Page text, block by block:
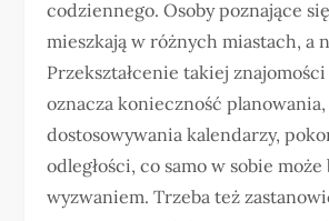
codziennego. Osoby poznające
mieszkają w różnych miastach, a
Przekształcenie takiej
oznacza konieczność planowania,
dostosowywania kalendarzy,
odległości, co samo w sobie może
wyzwaniem. Trzeba też